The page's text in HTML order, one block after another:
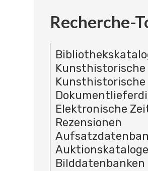
Recherche-
Kunsthistorische
Elektronische
Rezensionen
Auktionskataloge
Bilddatenbanken